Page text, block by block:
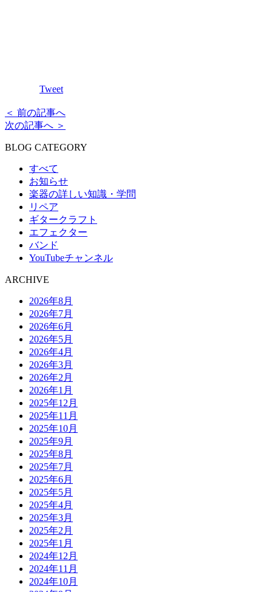
Tweet
＜ 前の記事へ
次の記事へ ＞
BLOG CATEGORY
すべて
お知らせ
楽器の詳しい知識・学問
リペア
ギタークラフト
エフェクター
バンド
YouTubeチャンネル
ARCHIVE
2026年8月
2026年7月
2026年6月
2026年5月
2026年4月
2026年3月
2026年2月
2026年1月
2025年12月
2025年11月
2025年10月
2025年9月
2025年8月
2025年7月
2025年6月
2025年5月
2025年4月
2025年3月
2025年2月
2025年1月
2024年12月
2024年11月
2024年10月